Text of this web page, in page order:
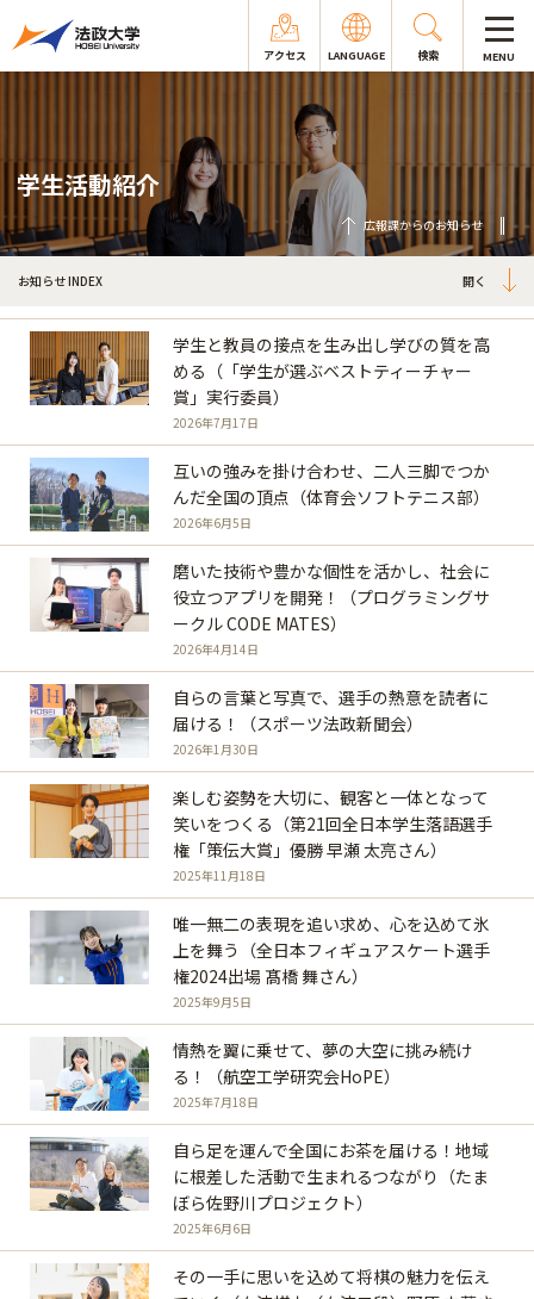
アクセス LANGUAGE 検索 MENU
学生活動紹介
広報課からのお知らせ
お知らせ INDEX
学生と教員の接点を生み出し学びの質を高
める（「学生が選ぶベストティーチャー
賞」実行委員）
2026年7月17日
互いの強みを掛け合わせ、二人三脚でつか
んだ全国の頂点（体育会ソフトテニス部）
2026年6月5日
磨いた技術や豊かな個性を活かし、社会に
役立つアプリを開発！（プログラミングサ
ークル CODE MATES）
2026年4月14日
自らの言葉と写真で、選手の熱意を読者に
届ける！（スポーツ法政新聞会）
2026年1月30日
楽しむ姿勢を大切に、観客と一体となって
笑いをつくる（第21回全日本学生落語選手
権「策伝大賞」優勝 早瀬 太亮さん）
2025年11月18日
唯一無二の表現を追い求め、心を込めて氷
上を舞う（全日本フィギュアスケート選手
権2024出場 髙橋 舞さん）
2025年9月5日
情熱を翼に乗せて、夢の大空に挑み続け
る！（航空工学研究会HoPE）
2025年7月18日
自ら足を運んで全国にお茶を届ける！地域
に根差した活動で生まれるつながり（たま
ぼら佐野川プロジェクト）
2025年6月6日
その一手に思いを込めて将棋の魅力を伝え